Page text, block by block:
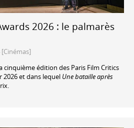
2026 : le palmarès
cinquième édition des Paris Film Critics
2026 et dans lequel Une bataille après